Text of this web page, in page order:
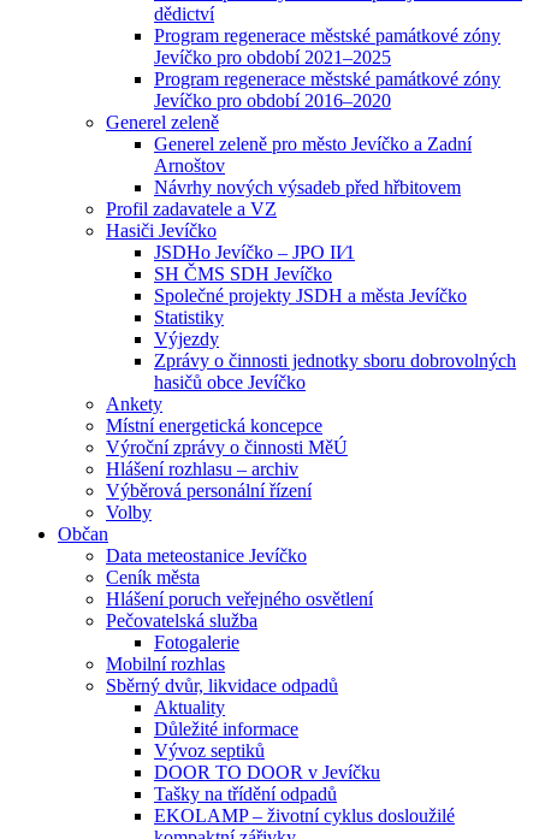
dědictví
Program regenerace městské památkové zóny
Jevíčko pro období 2021–2025
Program regenerace městské památkové zóny
Jevíčko pro období 2016–2020
Generel zeleně
Generel zeleně pro město Jevíčko a Zadní
Arnoštov
Návrhy nových výsadeb před hřbitovem
Profil zadavatele a VZ
Hasiči Jevíčko
JSDHo Jevíčko – JPO II⁄1
SH ČMS SDH Jevíčko
Společné projekty JSDH a města Jevíčko
Statistiky
Výjezdy
Zprávy o činnosti jednotky sboru dobrovolných
hasičů obce Jevíčko
Ankety
Místní energetická koncepce
Výroční zprávy o činnosti MěÚ
Hlášení rozhlasu – archiv
Výběrová personální řízení
Volby
Občan
Data meteostanice Jevíčko
Ceník města
Hlášení poruch veřejného osvětlení
Pečovatelská služba
Fotogalerie
Mobilní rozhlas
Sběrný dvůr, likvidace odpadů
Aktuality
Důležité informace
Vývoz septiků
DOOR TO DOOR v Jevíčku
Tašky na třídění odpadů
EKOLAMP – životní cyklus dosloužilé